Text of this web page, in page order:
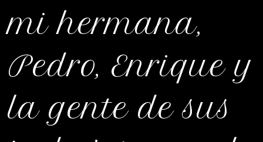
mi hermana,
Pedro, Enrique y
la gente de sus